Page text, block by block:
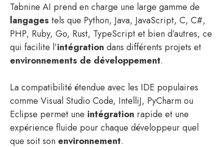
Tabnine AI prend en charge une large gamme de
langages tels que Python, Java, JavaScript, C, C#,
PHP, Ruby, Go, Rust, TypeScript et bien d’autres, ce
qui facilite l’intégration dans différents projets et
environnements de développement.
La compatibilité étendue avec les IDE populaires
comme Visual Studio Code, IntelliJ, PyCharm ou
Eclipse permet une intégration rapide et une
expérience fluide pour chaque développeur quel
que soit son environnement.